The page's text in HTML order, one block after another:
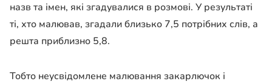
назв та імен, які згадувалися в розмові. У результаті
ті, хто малював, згадали близько 7,5 потрібних слів, а
решта приблизно 5,8.
Тобто неусвідомлене малювання закарлючок і